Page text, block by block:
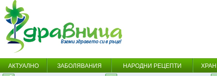
АКТУАЛНО ЗАБОЛЯВАНИЯ НАРОДНИ РЕЦЕПТИ